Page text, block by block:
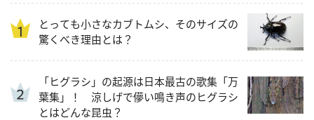
とっても小さなカブトムシ、そのサイズの
驚くべき理由とは？
「ヒグラシ」の起源は日本最古の歌集「万
葉集」！ 涼しげで儚い鳴き声のヒグラシ
とはどんな昆虫？